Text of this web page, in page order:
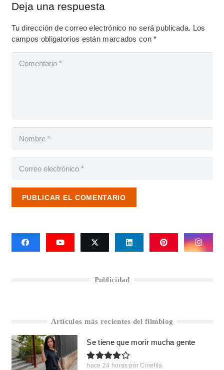
Deja una respuesta
Tu dirección de correo electrónico no será publicada. Los
campos obligatorios están marcados con*
PUBLICAR EL COMENTARIO
Publicidad
Artículos más recientes del filmblog
Se tiene que morir mucha gente
hace 24 horas por Cinefila